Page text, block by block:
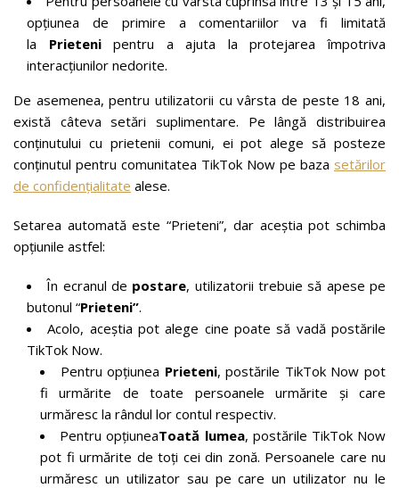
opțiunea de primire a comentariilor va fi limitată
la Prietenipentru a ajuta la protejarea împotriva
interacțiunilor nedorite.
De asemenea, pentru utilizatorii cu vârsta de peste 18 ani,
există câteva setări suplimentare. Pe lângă distribuirea
conținutului cu prietenii comuni, ei pot alege să posteze
conținutul pentru comunitatea TikTok Now pe baza setărilor
de confidențialitate alese.
Setarea automată este “Prieteni”, dar aceștia pot schimba
opțiunile astfel:
În ecranul de postare, utilizatorii trebuie să apese pe
butonul “Prieteni”.
Acolo, aceștia pot alege cine poate să vadă postările
TikTok Now.
Pentru opțiunea Prieteni, postările TikTok Now pot
fi urmărite de toate persoanele urmărite și care
urmăresc la rândul lor contul respectiv.
Pentru opțiuneaToată lumea, postările TikTok Now
pot fi urmărite de toți cei din zonă. Persoanele care nu
urmăresc un utilizator sau pe care un utilizator nu le